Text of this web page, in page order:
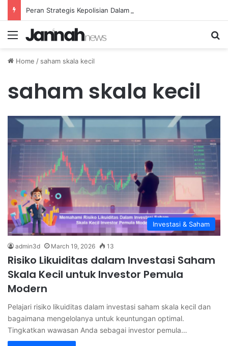
Menu
Home / saham skala kecil
saham skala kecil
Investasi & Saham
admin3d March 19, 2026 13
Risiko Likuiditas dalam Investasi Saham
Skala Kecil untuk Investor Pemula
Modern
Pelajari risiko likuiditas dalam investasi saham skala kecil dan
bagaimana mengelolanya untuk keuntungan optimal.
Tingkatkan wawasan Anda sebagai investor pemula…